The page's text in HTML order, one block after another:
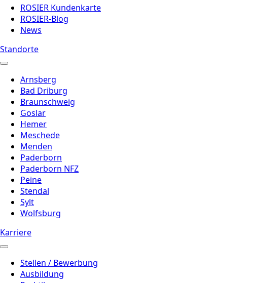
ROSIER Kundenkarte
ROSIER-Blog
News
Standorte
Arnsberg
Bad Driburg
Braunschweig
Goslar
Hemer
Meschede
Menden
Paderborn
Paderborn NFZ
Peine
Stendal
Sylt
Wolfsburg
Karriere
Stellen / Bewerbung
Ausbildung